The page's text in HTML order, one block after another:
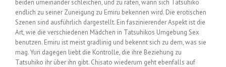
beiden umeinander schleichen, und zu raten, wann sich Tatsuhiko
endlich zu seiner Zuneigung zu Emiru bekennen wird. Die erotischen
Szenen sind ausführlich dargestellt. Ein faszinierender Aspekt ist die
Art, wie die verschiedenen Mädchen in Tatsuhikos Umgebung Sex
benutzen. Emiru ist meist gradlinig und bekennt sich zu dem, was sie
mag. Yuri dagegen liebt die Kontrolle, die ihre Beziehung zu
Tatsuhiko ihr über ihn gibt. Chisato wiederum geht ebenfalls auf